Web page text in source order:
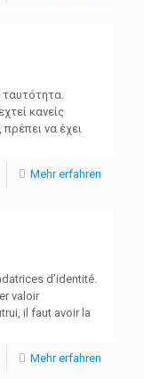
ταυτότητα.
κανείς
να έχει
Mehr erfahren
d’identité.
valoir
il faut avoir la
Mehr erfahren